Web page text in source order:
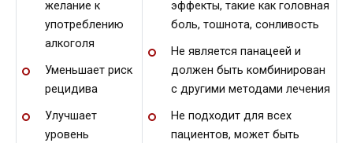
желание к
употреблению
алкоголя
Уменьшает риск
рецидива
Улучшает
уровень
эффекты, такие как головная
боль, тошнота, сонливость
Не является панацеей и
должен быть комбинирован
с другими методами лечения
Не подходит для всех
пациентов, может быть